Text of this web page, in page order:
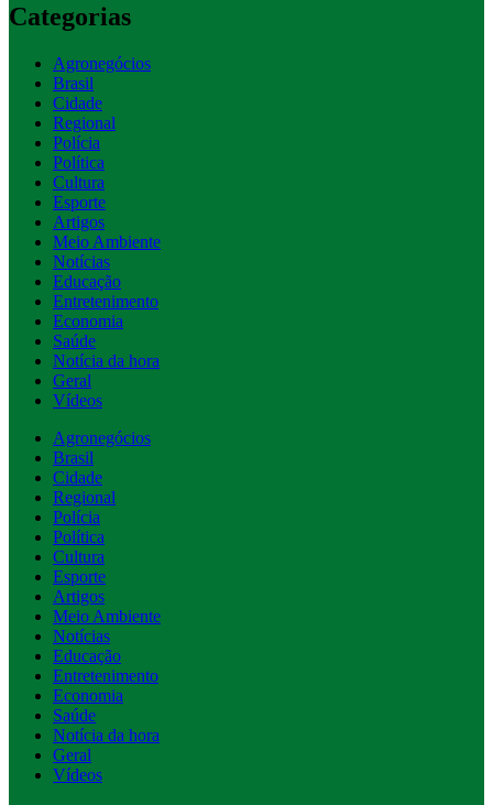
Categorias
Agronegócios
Brasil
Cidade
Regional
Polícia
Política
Cultura
Esporte
Artigos
Meio Ambiente
Notícias
Educação
Entretenimento
Economia
Saúde
Notícia da hora
Geral
Vídeos
Agronegócios
Brasil
Cidade
Regional
Polícia
Política
Cultura
Esporte
Artigos
Meio Ambiente
Notícias
Educação
Entretenimento
Economia
Saúde
Notícia da hora
Geral
Vídeos